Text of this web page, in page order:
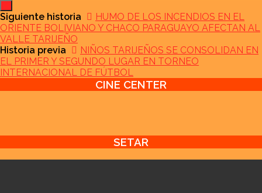
Siguiente historia
HUMO DE LOS INCENDIOS EN EL
ORIENTE BOLIVIANO Y CHACO PARAGUAYO AFECTAN AL
VALLE TARIJEÑO
Historia previa
NIÑOS TARIJEÑOS SE CONSOLIDAN EN
EL PRIMER Y SEGUNDO LUGAR EN TORNEO
INTERNACIONAL DE FÚTBOL
CINE CENTER
SETAR